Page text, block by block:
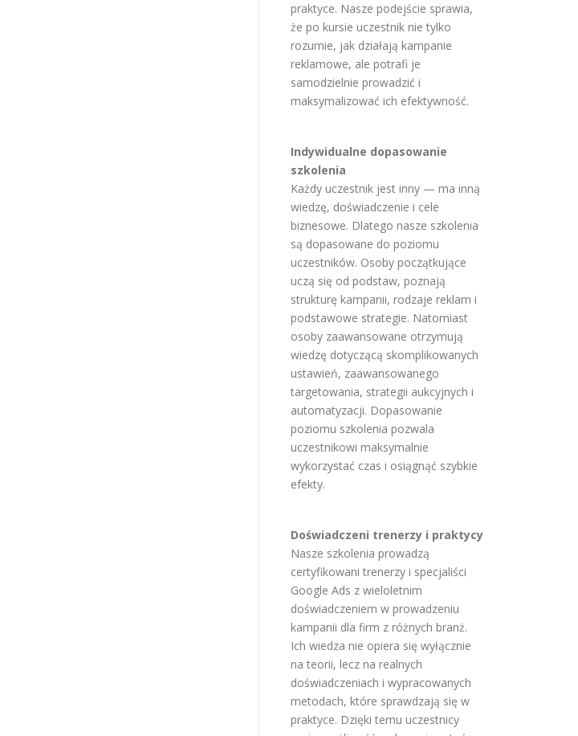
praktyce. Nasze podejście sprawia,
że po kursie uczestnik nie tylko
rozumie, jak działają kampanie
reklamowe, ale potrafi je
samodzielnie prowadzić i
maksymalizować ich efektywność.
Indywidualne dopasowanie
szkolenia
Każdy uczestnik jest inny — ma inną
wiedzę, doświadczenie i cele
biznesowe. Dlatego nasze szkolenia
są dopasowane do poziomu
uczestników. Osoby początkujące
uczą się od podstaw, poznają
strukturę kampanii, rodzaje reklam i
podstawowe strategie. Natomiast
osoby zaawansowane otrzymują
wiedzę dotyczącą skomplikowanych
ustawień, zaawansowanego
targetowania, strategii aukcyjnych i
automatyzacji. Dopasowanie
poziomu szkolenia pozwala
uczestnikowi maksymalnie
wykorzystać czas i osiągnąć szybkie
efekty.
Doświadczeni trenerzy i praktycy
Nasze szkolenia prowadzą
certyfikowani trenerzy i specjaliści
Google Ads z wieloletnim
doświadczeniem w prowadzeniu
kampanii dla firm z różnych branż.
Ich wiedza nie opiera się wyłącznie
na teorii, lecz na realnych
doświadczeniach i wypracowanych
metodach, które sprawdzają się w
praktyce. Dzięki temu uczestnicy